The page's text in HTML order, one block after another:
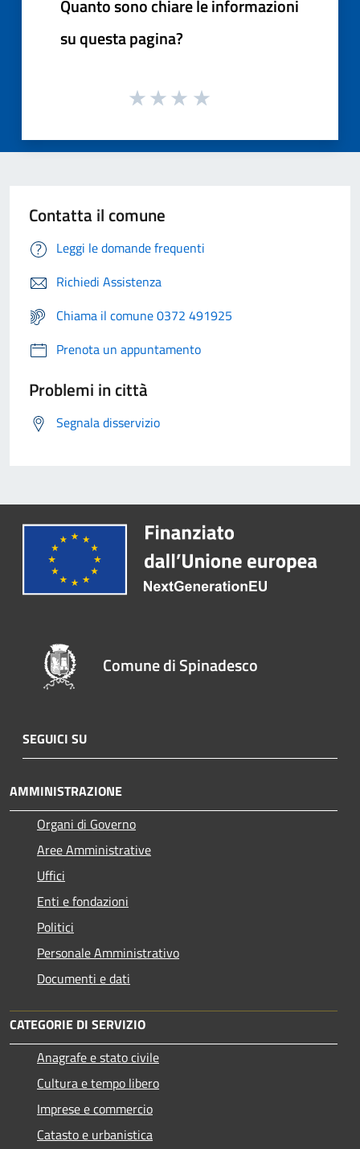
Quanto sono chiare le informazioni
su questa pagina?
Contatta il comune
Leggi le domande frequenti
Richiedi Assistenza
Chiama il comune 0372 491925
Prenota un appuntamento
Problemi in città
Segnala disservizio
Comune di Spinadesco
SEGUICI SU
AMMINISTRAZIONE
Organi di Governo
Aree Amministrative
Uffici
Enti e fondazioni
Politici
Personale Amministrativo
Documenti e dati
CATEGORIE DI SERVIZIO
Anagrafe e stato civile
Cultura e tempo libero
Imprese e commercio
Catasto e urbanistica